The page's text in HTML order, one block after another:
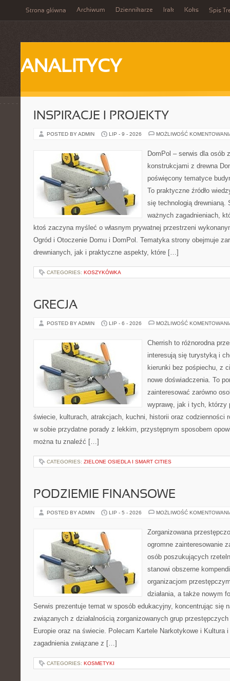
Strona główna Archiwum Dziennikarze Irak Koks Spis
ANALITYCY
INSPIRACJE I PROJEKTY
POSTED BY ADMIN LIP - 9 - 2026 MOŻLIWOŚĆ
DomPol – serwis dla osób
konstrukcjami z drewna
poświęcony tematyce
To praktyczne źródło
się technologią drewnianą.
ważnych zagadnieniach,
ktoś zaczyna myśleć o własnym prywatnej przestrzeni
Ogród i Otoczenie Domu i DomPol. Tematyka strony obejmuje
drewnianych, jak i praktyczne aspekty, które […]
CATEGORIES: KOSZYKÓWKA
GRECJA
POSTED BY ADMIN LIP - 6 - 2026 MOŻLIWOŚĆ
Cherrish to różnorodna
interesują się turystyką i
kierunki bez pośpiechu, z
nowe doświadczenia. To
zainteresować zarówno
wyprawę, jak i tych, którzy
świecie, kulturach, atrakcjach, kuchni, historii oraz codzienności
w sobie przydatne porady z lekkim, przystępnym sposobem
można tu znaleźć […]
CATEGORIES: ZIELONE OSIEDLA I SMART CITIES
PODZIEMIE FINANSOWE
POSTED BY ADMIN LIP - 5 - 2026 MOŻLIWOŚĆ
Zorganizowana
ogromne zainteresowanie
osób poszukujących
stanowi obszerne
organizacjom
działania, a także nowym
Serwis prezentuje temat w sposób edukacyjny, koncentrując się
związanych z działalnością zorganizowanych grup
Europie oraz na świecie. Polecam Kartele Narkotykowe i Kultura
zagadnienia związane z […]
CATEGORIES: KOSMETYKI